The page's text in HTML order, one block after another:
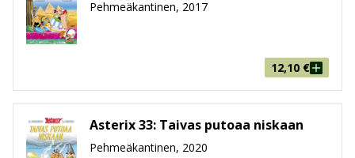
Pehmeäkantinen, 2017
12,10 €
Asterix 33: Taivas putoaa niskaan
Pehmeäkantinen, 2020